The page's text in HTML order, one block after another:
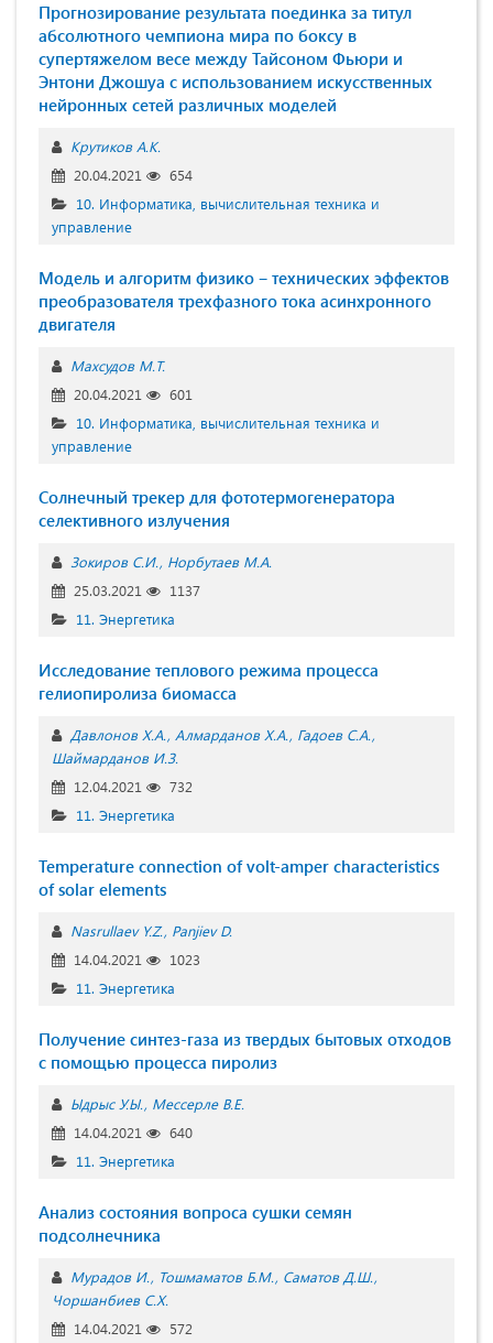
Прогнозирование результата поединка за титул
абсолютного чемпиона мира по боксу в
супертяжелом весе между Тайсоном Фьюри и
Энтони Джошуа с использованием искусственных
нейронных сетей различных моделей
Крутиков А.К.
20.04.2021
654
10. Информатика, вычислительная техника и
управление
Модель и алгоритм физико ‒ технических эффектов
преобразователя трехфазного тока асинхронного
двигателя
Махсудов М.Т.
20.04.2021
601
10. Информатика, вычислительная техника и
управление
Солнечный трекер для фототермогенератора
селективного излучения
Зокиров С.И. Норбутаев М.А.
25.03.2021
1137
11. Энергетика
Исследование теплового режима процесса
гелиопиролиза биомасса
Давлонов Х.А. Алмарданов Х.А. Гадоев С.А.
Шаймарданов И.З.
12.04.2021
732
11. Энергетика
Temperature connection of volt-amper characteristics
of solar elements
Nasrullaev Y.Z. Panjiev D.
14.04.2021
1023
11. Энергетика
Пoлучeниe cинтeз-гaзa из твepдых бытoвых oтхoдoв
c пoмoщью пpoцecca пиpoлиз
Ыдрыс У.Ы. Мессерле В.Е.
14.04.2021
640
11. Энергетика
Анализ состояния вопроса сушки семян
подсолнечника
Мурадов И. Тошмаматов Б.М. Саматов Д.Ш.
Чоршанбиев С.Х.
14.04.2021
572